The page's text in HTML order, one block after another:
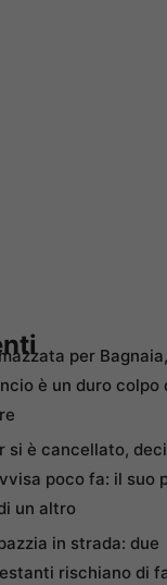
per Bagnaia,
è un duro colpo
si è cancellato,
poco fa: il suo
un altro
in strada: due
rischiano di